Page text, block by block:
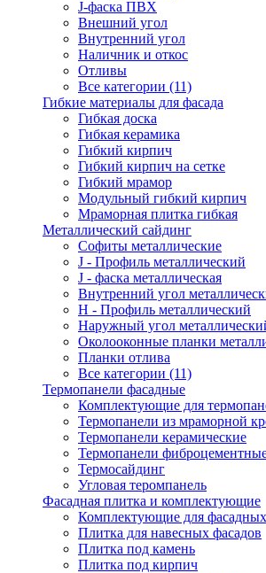
J-фаска ПВХ
Внешний угол
Внутренний угол
Наличник и откос
Отливы
Все категории (11)
Гибкие материалы для фасада
Гибкая доска
Гибкая керамика
Гибкий кирпич
Гибкий кирпич на сетке
Гибкий мрамор
Модульный гибкий кирпич
Мраморная плитка гибкая
Металлический сайдинг
Cофиты металлические
J - Профиль металлический
J - фаска металлическая
Внутренний угол
Н - Профиль металлический
Наружный угол
Околооконные планки
Планки отлива
Все категории (11)
Термопанели фасадные
Комплектующие для
Термопанели из мраморной
Термопанели керамические
Термопанели
Термосайдинг
Угловая теромпанель
Фасадная плитка и комплектующие
Комплектующие для
Плитка для навесных фасадов
Плитка под камень
Плитка под кирпич